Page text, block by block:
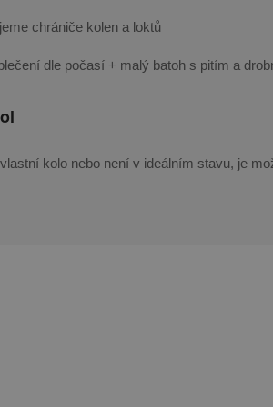
chrániče kolen a loktů
dle počasí + malý batoh s pitím a
kolo nebo není v ideálním stavu, je